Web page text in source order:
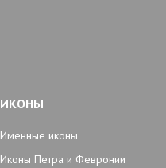
ИКОНЫ
Именные иконы
Иконы Петра и Февронии